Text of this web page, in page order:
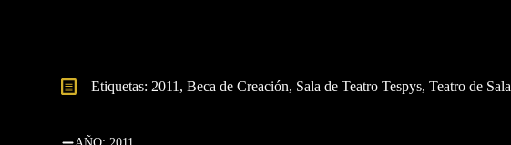
Etiquetas: 2011 Beca de Creación Sala de Teatro Tespys Teatro de Sala